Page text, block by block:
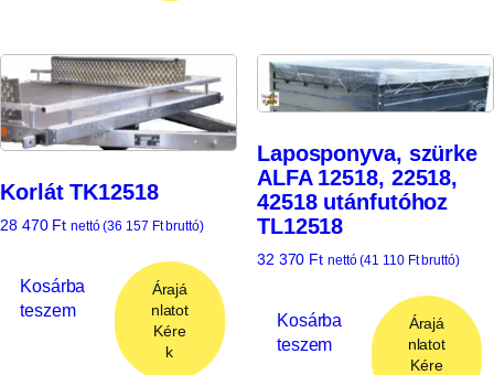
Korlát TK12518
28 470 Ft nettó (36 157 Ftbruttó)
Kosárba
teszem
Árajá
nlatot
Kére
k
Laposponyva, szürke
ALFA 12518, 22518,
42518 utánfutóhoz
TL12518
32 370 Ft nettó (41 110 Ftbruttó)
Kosárba
teszem
Árajá
nlatot
Kére